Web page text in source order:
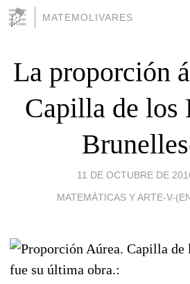
MATEMOLIVARES
La proporción
Capilla de los
11 DE OCTUBRE DE
MATEMÁTICAS Y ARTE-V-